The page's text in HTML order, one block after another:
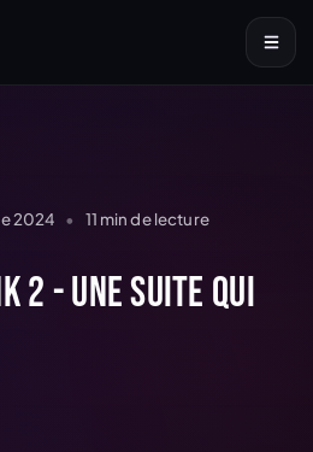
2024 • 11 min de lecture
2 - une suite qui